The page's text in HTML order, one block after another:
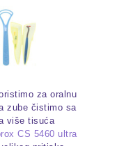
za oralnu
zube čistimo sa
više tisuća
CS 5460 ultra